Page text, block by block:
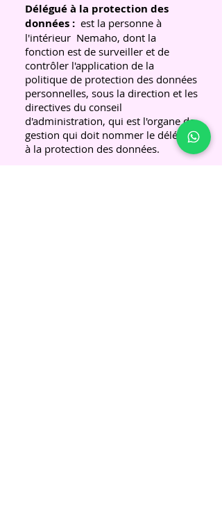
Délégué à la protection des
données : est la personne à
l'intérieur Nemaho, dont la
fonction est de surveiller et de
contrôler l'application de la
politique de protection des données
personnelles, sous la direction et les
directives du conseil
d'administration, qui est l'organe de
gestion qui doit nommer le délégué
à la protection des données.